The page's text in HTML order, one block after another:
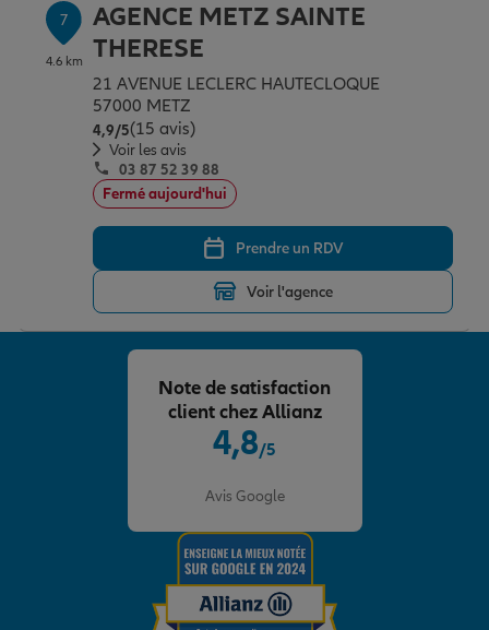
7
4.6 km
AGENCE METZ SAINTE
THERESE
21 AVENUE LECLERC HAUTECLOQUE
57000 METZ
4,9/5Note de 4.9 sur 5
(15 avis)
Voir les avis
03 87 52 39 88
Fermé aujourd'hui
Prendre un RDV
Voir l'agence
4,8/5
Avis Google
Note de satisfaction
client chez Allianz